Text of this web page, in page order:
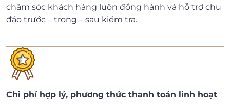
chăm sóc khách hàng luôn đồng hành và hỗ trợ chu
đáo trước – trong – sau kiểm tra.
Chi phí hợp lý, phương thức thanh toán linh hoạt